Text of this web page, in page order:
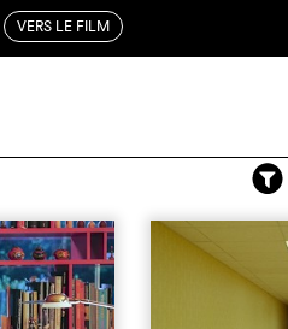
VERS LE FILM